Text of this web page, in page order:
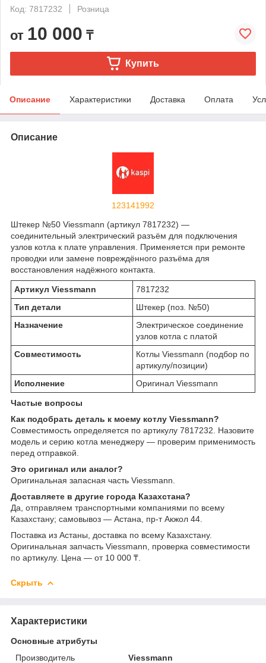
Код: 7817232
Розница
от 10 000 ₸
Купить
Описание Характеристики Доставка Оплата
Описание
123141992
Штекер №50 Viessmann (артикул 7817232) —
соединительный электрический разъём для подключения
узлов котла к плате управления. Применяется при ремонте
проводки или замене повреждённого разъёма для
восстановления надёжного контакта.
Артикул Viessmann
7817232
Тип детали
Штекер (поз. №50)
Назначение
Электрическое соединение
узлов котла с платой
Совместимость
Котлы Viessmann (подбор по
артикулу/позиции)
Исполнение
Оригинал Viessmann
Частые вопросы
Как подобрать деталь к моему котлу Viessmann?
Совместимость определяется по артикулу 7817232. Назовите
модель и серию котла менеджеру — проверим применимость
перед отправкой.
Это оригинал или аналог?
Оригинальная запасная часть Viessmann.
Доставляете в другие города Казахстана?
Да, отправляем транспортными компаниями по всему
Казахстану; самовывоз — Астана, пр-т Акжол 44.
Поставка из Астаны, доставка по всему Казахстану.
Оригинальная запчасть Viessmann, проверка совместимости
по артикулу. Цена — от 10 000 ₸.
Скрыть
Характеристики
Основные атрибуты
Производитель
Viessmann